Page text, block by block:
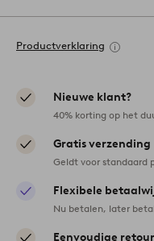
Productverklaring
Nieuwe klant?
40% korting op het
Gratis verzending
Geldt voor standaard
Flexibele
Nu betalen, later
Eenvoudige retour